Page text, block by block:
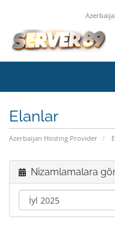
Elanlar
Azerbaijan Hosting Provider
Nizamlamalara